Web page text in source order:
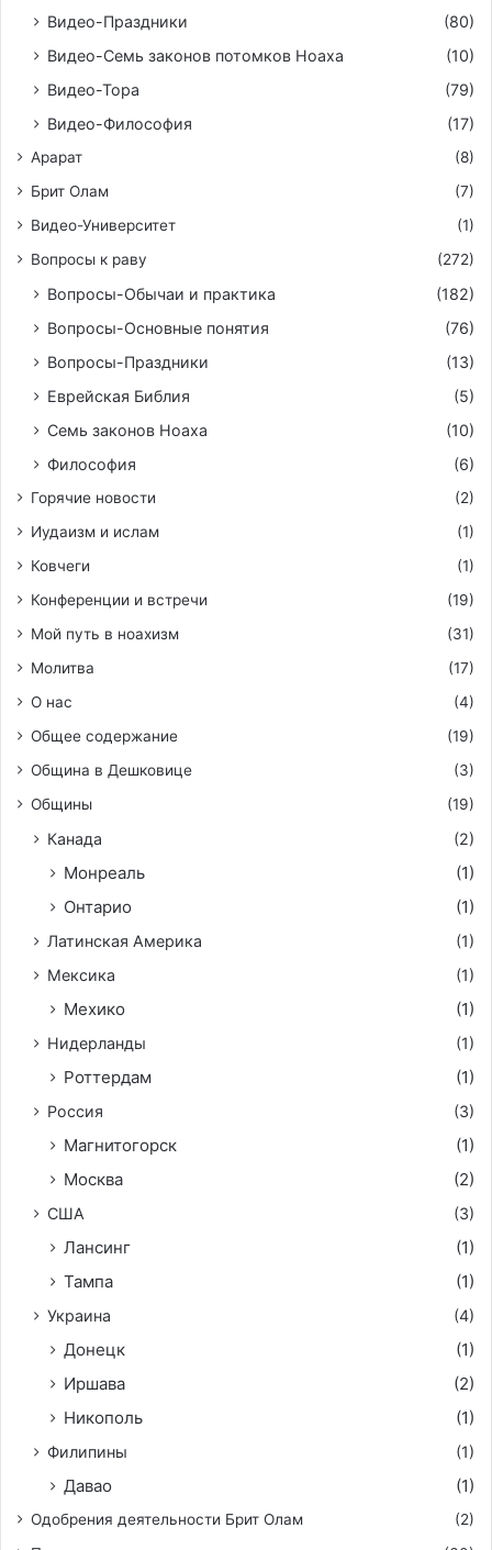
Видео-Праздники
(80)
Видео-Семь законов потомков Ноаха
(10)
Видео-Тора
(79)
Видео-Философия
(17)
Арарат
(8)
Брит Олам
(7)
Видео-Университет
(1)
Вопросы к раву
(272)
Вопросы-Обычаи и практика
(182)
Вопросы-Основные понятия
(76)
Вопросы-Праздники
(13)
Еврейская Библия
(5)
Семь законов Ноаха
(10)
Философия
(6)
Горячие новости
(2)
Иудаизм и ислам
(1)
Ковчеги
(1)
Конференции и встречи
(19)
Мой путь в ноахизм
(31)
Молитва
(17)
О нас
(4)
Общее содержание
(19)
Община в Дешковице
(3)
Общины
(19)
Канада (2)
Монреаль
(1)
Онтарио
(1)
Латинская Америка
(1)
Мексика
(1)
Мехико (1)
Нидерланды (1)
Роттердам (1)
Россия (3)
Магнитогорск
(1)
Москва
(2)
США (3)
Лансинг
(1)
Тампа
(1)
Украина (4)
Донецк
(1)
Иршава
(2)
Никополь
(1)
Филипины (1)
Давао (1)
Одобрения деятельности Брит Олам
(2)